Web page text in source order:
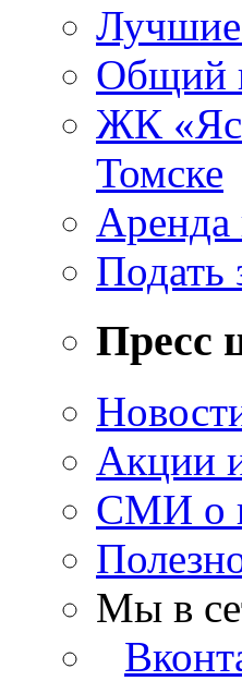
Общий
ЖК
Томске
Аренда
Подать
Пресс
Акции
СМИ о
Мы в